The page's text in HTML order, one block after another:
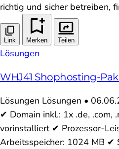
richtig und sicher betreiben,
Link Merken Teilen
Lösungen
WHJ41 Shophosting-
Lösungen Lösungen •
✔ Domain inkl.: 1x .de, .com,
vorinstalliert ✔ Prozessor-
Arbeitsspeicher: 1024 MB ✔